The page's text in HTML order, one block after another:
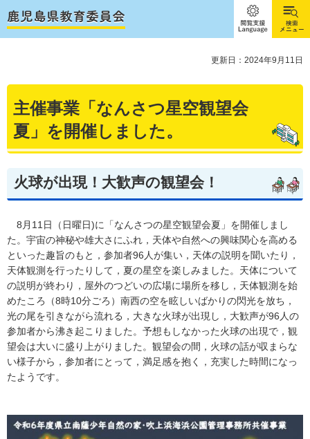
閲覧支
援
Language
検索メ
ニュー
更新日：2024年9月11日
主催事業「なんさつ星空観望会
夏」を開催しました。
火球が出現！大歓声の観望会！
8月11日（日曜日)に「なんさつの星空観望会夏」を開催しまし
た。宇宙の神秘や雄大さにふれ，天体や自然への興味関心を高める
といった趣旨のもと，参加者96人が集い，天体の説明を聞いたり，
天体観測を行ったりして，夏の星空を楽しみました。天体について
の説明が終わり，屋外のつどいの広場に場所を移し，天体観測を始
めたころ（8時10分ごろ）南西の空を眩しいばかりの閃光を放ち，
光の尾を引きながら流れる，大きな火球が出現し，大歓声が96人の
参加者から沸き起こりました。予想もしなかった火球の出現で，観
望会は大いに盛り上がりました。観望会の間，火球の話が収まらな
い様子から，参加者にとって，満足感を抱く，充実した時間になっ
たようです。